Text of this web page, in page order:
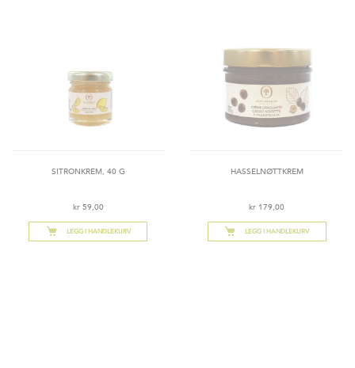
SITRONKREM, 40 G
kr 59,00
LEGG I HANDLEKURV
HASSELNØTTKREM
kr 179,00
LEGG I HANDLEKURV